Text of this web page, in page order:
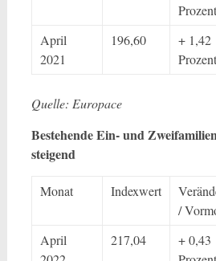
Prozent
April
2021
196,60
+ 1,42
Prozent
Quelle: Europace
Bestehende Ein- und
steigend
Monat Indexwert
/
April
217,04
+ 0,43